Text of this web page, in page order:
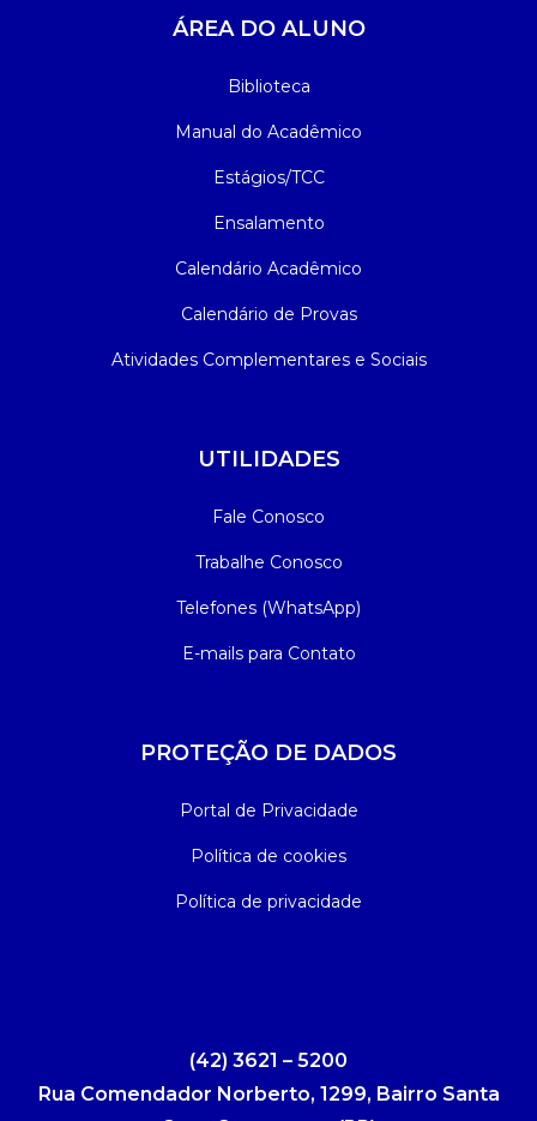
ÁREA DO ALUNO
Biblioteca
Manual do Acadêmico
Estágios/TCC
Ensalamento
Calendário Acadêmico
Calendário de Provas
Atividades Complementares e Sociais
UTILIDADES
Fale Conosco
Trabalhe Conosco
Telefones (WhatsApp)
E-mails para Contato
PROTEÇÃO DE DADOS
Portal de Privacidade
Política de cookies
Política de privacidade
(42) 3621 – 5200
Rua Comendador Norberto, 1299, Bairro Santa